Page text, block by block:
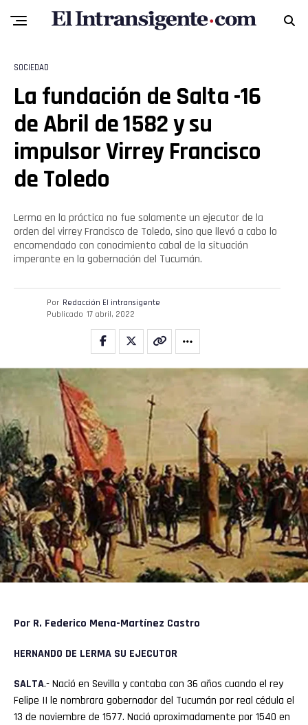
SOCIEDAD
La fundación de Salta -16
de Abril de 1582 y su
impulsor Virrey Francisco
de Toledo
Lerma en la práctica no fue solamente un ejecutor de la
orden del virrey Francisco de Toledo, sino que llevó a cabo lo
encomendado con conocimiento cabal de la situación
imperante en la gobernación del Tucumán.
Por Redacción El intransigente
Publicado 17 abril, 2022
Por R. Federico Mena-Martínez Castro
HERNANDO DE LERMA SU EJECUTOR
SALTA.- Nació en Sevilla y contaba con 36 años cuando el rey
Felipe II le nombrara gobernador del Tucumán por real cédula el
13 de noviembre de 1577. Nació aproximadamente por 1540 en